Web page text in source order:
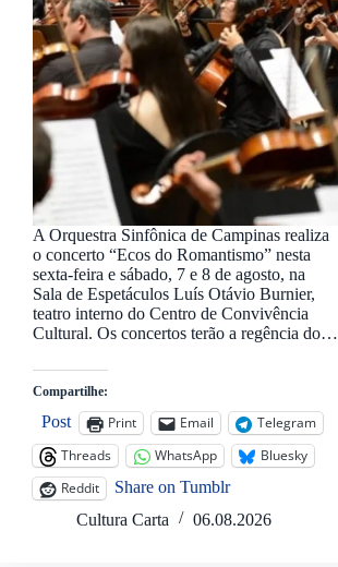
A Orquestra Sinfônica de Campinas realiza
o concerto “Ecos do Romantismo” nesta
sexta-feira e sábado, 7 e 8 de agosto, na
Sala de Espetáculos Luís Otávio Burnier,
teatro interno do Centro de Convivência
Cultural. Os concertos terão a regência do…
Compartilhe:
Post Print Email
Telegram
Threads
WhatsApp
Bluesky
Reddit
Share on Tumblr
Cultura Carta
06.08.2026